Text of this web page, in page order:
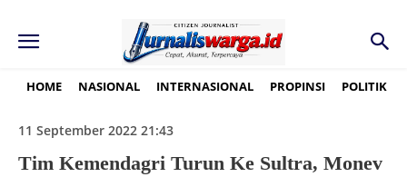
HOME NASIONAL INTERNASIONAL PROPINSI POLITIK
11 September 2022 21:43
Tim Kemendagri Turun Ke Sultra, Monev